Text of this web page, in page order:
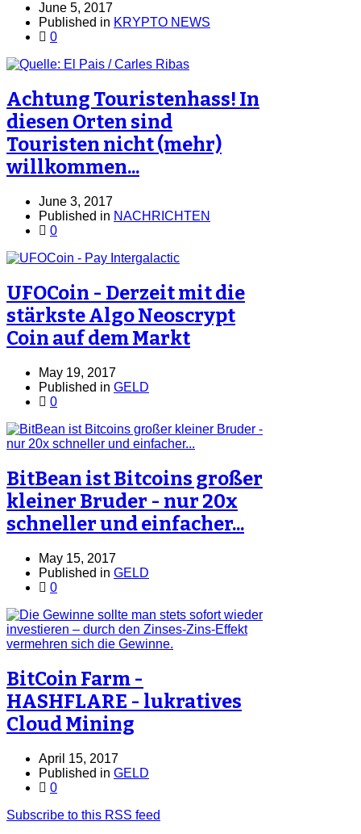
June 5, 2017
Published in KRYPTO NEWS
0
Achtung Touristenhass! In
diesen Orten sind
Touristen nicht (mehr)
willkommen...
June 3, 2017
Published in NACHRICHTEN
0
UFOCoin - Derzeit mit die
stärkste Algo Neoscrypt
Coin auf dem Markt
May 19, 2017
Published in GELD
0
BitBean ist Bitcoins großer
kleiner Bruder - nur 20x
schneller und einfacher...
May 15, 2017
Published in GELD
0
BitCoin Farm -
HASHFLARE - lukratives
Cloud Mining
April 15, 2017
Published in GELD
0
Subscribe to this RSS feed